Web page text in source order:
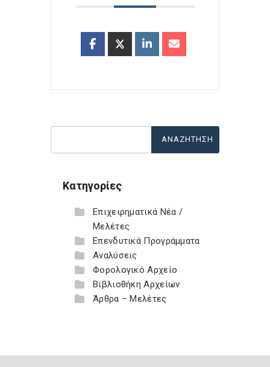
Κατηγορίες
Επιχειρηματικά Νέα /
Μελέτες
Επενδυτικά Προγράμματα
Αναλύσεις
Φορολογικό Αρχείο
Βιβλιοθήκη Αρχείων
Άρθρα – Μελέτες